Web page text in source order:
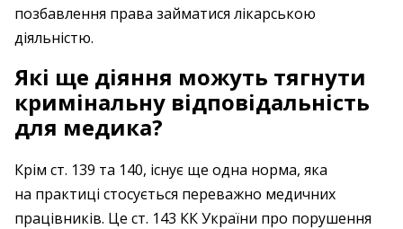
позбавлення права займатися лікарською
діяльністю.
Які ще діяння можуть тягнути
кримінальну відповідальність
для медика?
Крім ст. 139 та 140, існує ще одна норма, яка
на практиці стосується переважно медичних
працівників. Це ст. 143 КК України про порушення